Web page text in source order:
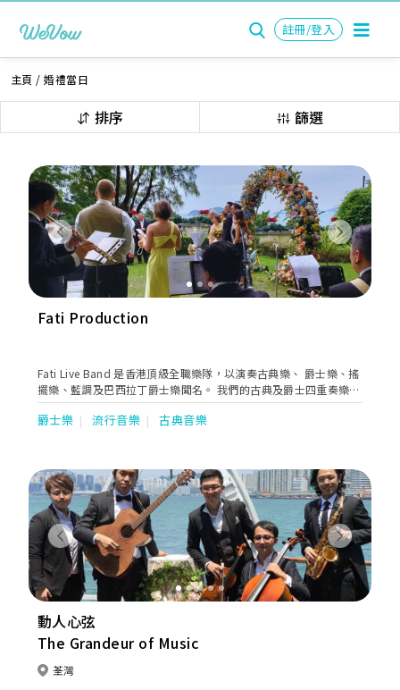
註冊/登入
主頁 /婚禮當日
排序 篩選
Previous Next
Fati Production
Fati Live Band 是香港頂級全職樂隊，以演奏古典樂、 爵士樂、搖
擺樂、藍調及巴西拉丁爵士樂聞名。 我們的古典及爵士四重奏樂隊
於香港、中國及其他亞洲國家，成為各大五星級酒店及豪華會所的
駐場演奏樂隊並作超過5000場的公司及私人宴會的大型音樂演出。
爵士樂 流行音樂 古典音樂
Previous Next
動人心弦
The Grandeur of Music
荃灣